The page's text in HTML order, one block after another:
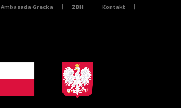
Ambasada Grecka ZBH Kontakt